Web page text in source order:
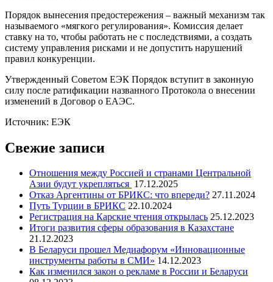
Порядок вынесения предостережения – важный механизм так
называемого «мягкого регулирования». Комиссия делает
ставку на то, чтобы работать не с последствиями, а создать
систему управления рисками и не допустить нарушений
правил конкуренции.
Утвержденный Советом ЕЭК Порядок вступит в законную
силу после ратификации названного Протокола о внесении
изменений в Договор о ЕАЭС.
Источник: ЕЭК
Свежие записи
Отношения между Россией и странами Центральной
Азии будут укрепляться 17.12.2025
Отказ Аргентины от БРИКС: что впереди? 27.11.2024
Путь Турции в БРИКС 22.10.2024
Регистрация на Карские чтения открылась 25.12.2023
Итоги развития сферы образования в Казахстане
21.12.2023
В Беларуси прошел Медиафорум «Инновационные
инструменты работы в СМИ» 14.12.2023
Как изменился закон о рекламе в России и Беларуси